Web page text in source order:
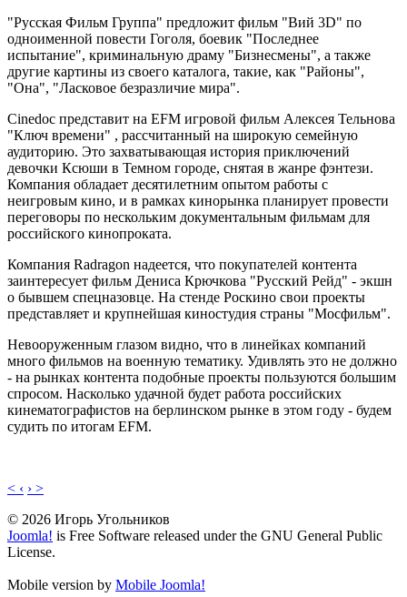
"Русская Фильм Группа" предложит фильм "Вий 3D" по
одноименной повести Гоголя, боевик "Последнее
испытание", криминальную драму "Бизнесмены", а также
другие картины из своего каталога, такие, как "Районы",
"Она", "Ласковое безразличие мира".
Cinedoc представит на EFM игровой фильм Алексея Тельнова
"Ключ времени" , рассчитанный на широкую семейную
аудиторию. Это захватывающая история приключений
девочки Ксюши в Темном городе, снятая в жанре фэнтези.
Компания обладает десятилетним опытом работы с
неигровым кино, и в рамках кинорынка планирует провести
переговоры по нескольким документальным фильмам для
российского кинопроката.
Компания Radragon надеется, что покупателей контента
заинтересует фильм Дениса Крючкова "Русский Рейд" - экшн
о бывшем спецназовце. На стенде Роскино свои проекты
представляет и крупнейшая киностудия страны "Мосфильм".
Невооруженным глазом видно, что в линейках компаний
много фильмов на военную тематику. Удивлять это не должно
- на рынках контента подобные проекты пользуются большим
спросом. Насколько удачной будет работа российских
кинематографистов на берлинском рынке в этом году - будем
судить по итогам EFM.
< ‹ › >
© 2026 Игорь Угольников
Joomla! is Free Software released under the GNU General Public
License.
Mobile version by Mobile Joomla!